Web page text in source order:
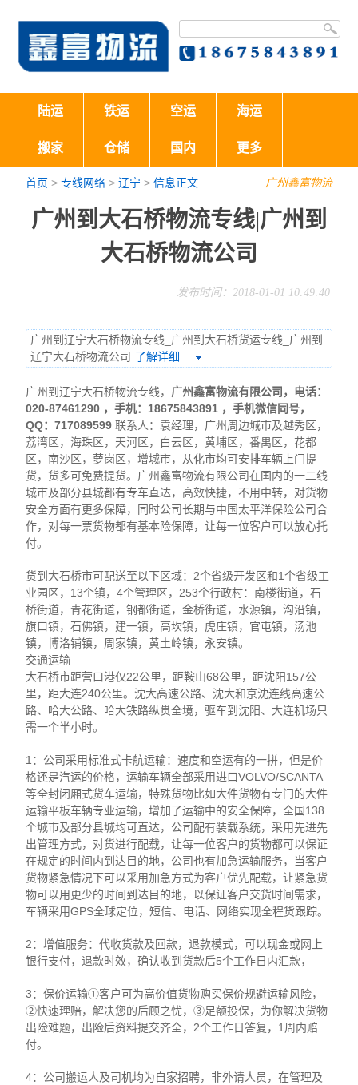
陆运 铁运 空运 海运
搬家 仓储 国内 更多
广州鑫富物流
首页 >专线网络 >辽宁 >信息正文
广州到大石桥物流专线|广州到
大石桥物流公司
发布时间：2018-01-01 10:49:40
广州到辽宁大石桥物流专线_广州到大石桥货运专线_广州到
辽宁大石桥物流公司 了解详细…
广州到辽宁大石桥物流专线， 广州鑫富物流有限公司，电话：
020-87461290 ，手机：18675843891 ，手机微信同号，
QQ：717089599联系人：袁经理，广州周边城市及越秀区，
荔湾区，海珠区，天河区，白云区，黄埔区，番禺区，花都
区，南沙区，萝岗区，增城市，从化市均可安排车辆上门提
货，货多可免费提货。广州鑫富物流有限公司在国内的一二线
城市及部分县城都有专车直达，高效快捷，不用中转，对货物
安全方面有更多保障，同时公司长期与中国太平洋保险公司合
作，对每一票货物都有基本险保障，让每一位客户可以放心托
付。
货到大石桥市可配送至以下区域：2个省级开发区和1个省级工
业园区，13个镇，4个管理区，253个行政村：南楼街道，石
桥街道，青花街道，钢都街道，金桥街道，水源镇，沟沿镇，
旗口镇，石佛镇，建一镇，高坎镇，虎庄镇，官屯镇，汤池
镇，博洛铺镇，周家镇，黄土岭镇，永安镇。
交通运输
大石桥市距营口港仅22公里，距鞍山68公里，距沈阳157公
里，距大连240公里。沈大高速公路、沈大和京沈连线高速公
路、哈大公路、哈大铁路纵贯全境，驱车到沈阳、大连机场只
需一个半小时。
1：公司采用标准式卡航运输：速度和空运有的一拼，但是价
格还是汽运的价格，运输车辆全部采用进口VOLVO/SCANTA
等全封闭厢式货车运输，特殊货物比如大件货物有专门的大件
运输平板车辆专业运输，增加了运输中的安全保障，全国138
个城市及部分县城均可直达，公司配有装载系统，采用先进先
出管理方式，对货进行配载，让每一位客户的货物都可以保证
在规定的时间内到达目的地，公司也有加急运输服务，当客户
货物紧急情况下可以采用加急方式为客户优先配载，让紧急货
物可以用更少的时间到达目的地，以保证客户交货时间需求，
车辆采用GPS全球定位，短信、电话、网络实现全程货跟踪。
2：增值服务：代收货款及回款，退款模式，可以现金或网上
银行支付，退款时效，确认收到货款后5个工作日内汇款，
3：保价运输①客户可为高价值货物购买保价规避运输风险，
②快速理赔，解决您的后顾之忧，③足额投保，为你解决货物
出险难题，出险后资料提交齐全，2个工作日答复，1周内赔
付。
4：公司搬运人及司机均为自家招聘，非外请人员，在管理及